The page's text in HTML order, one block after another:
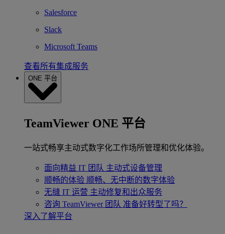
Salesforce
Slack
Microsoft Teams
查看所有集成服务
ONE 平台
TeamViewer ONE 平台
一站式畅享主动式数字化工作场所管理和优化体验。
面向精益 IT 团队 主动式设备管理
顺畅的体验 顺畅、无中断的数字体验
无缝 IT 运营 主动修复和出众服务
咨询 TeamViewer 团队 准备好转型了吗？
深入了解平台